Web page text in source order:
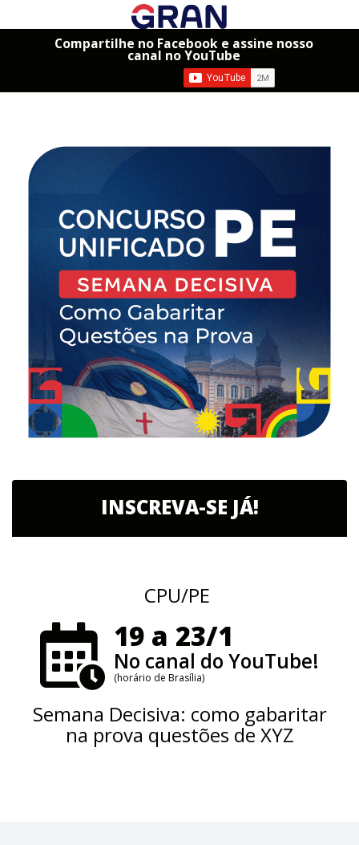
Compartilhe no Facebook e assine nosso
canal no YouTube
INSCREVA-SE JÁ!
CPU/PE
19 a 23/1
No canal do YouTube!
(horário de Brasília)
Semana Decisiva: como gabaritar
na prova questões de XYZ